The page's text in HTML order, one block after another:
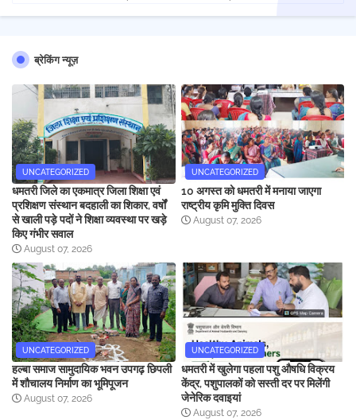
ब्रेकिंग न्यूज़
UNCATEGORIZED
धमतरी जिले का एकमात्र जिला शिक्षा एवं
प्रशिक्षण संस्थान बदहाली का शिकार, वर्षों
से खाली पड़े पदों ने शिक्षा व्यवस्था पर खड़े
किए गंभीर सवाल
August 07, 2026
UNCATEGORIZED
10 अगस्त को धमतरी में मनाया जाएगा
राष्ट्रीय कृमि मुक्ति दिवस
August 07, 2026
UNCATEGORIZED
हल्बा समाज सामुदायिक भवन उपगढ़ छिपली
में शौचालय निर्माण का भूमिपूजन
August 07, 2026
UNCATEGORIZED
धमतरी में खुलेगा पहला पशु औषधि विक्रय
केंद्र, पशुपालकों को सस्ती दर पर मिलेंगी
जेनेरिक दवाइयां
August 07, 2026